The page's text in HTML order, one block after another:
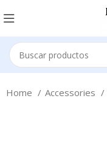
Home Accessories